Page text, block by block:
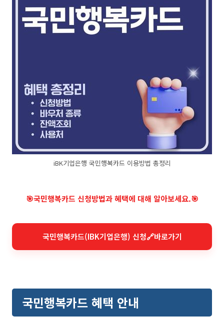
iBK기업은행 국민행복카드 이용방법 총정리
🎯국민행복카드 신청방법과 혜택에 대해 알아보세요.🎯
국민행복카드(IBK기업은행) 신청🔗바로가기
국민행복카드 혜택 안내